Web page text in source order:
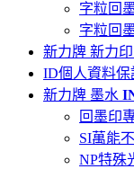
字粒回
字粒回
新力牌 新力印
ID個人資料保
新力牌 墨水
回墨印
SI萬能
NP特殊